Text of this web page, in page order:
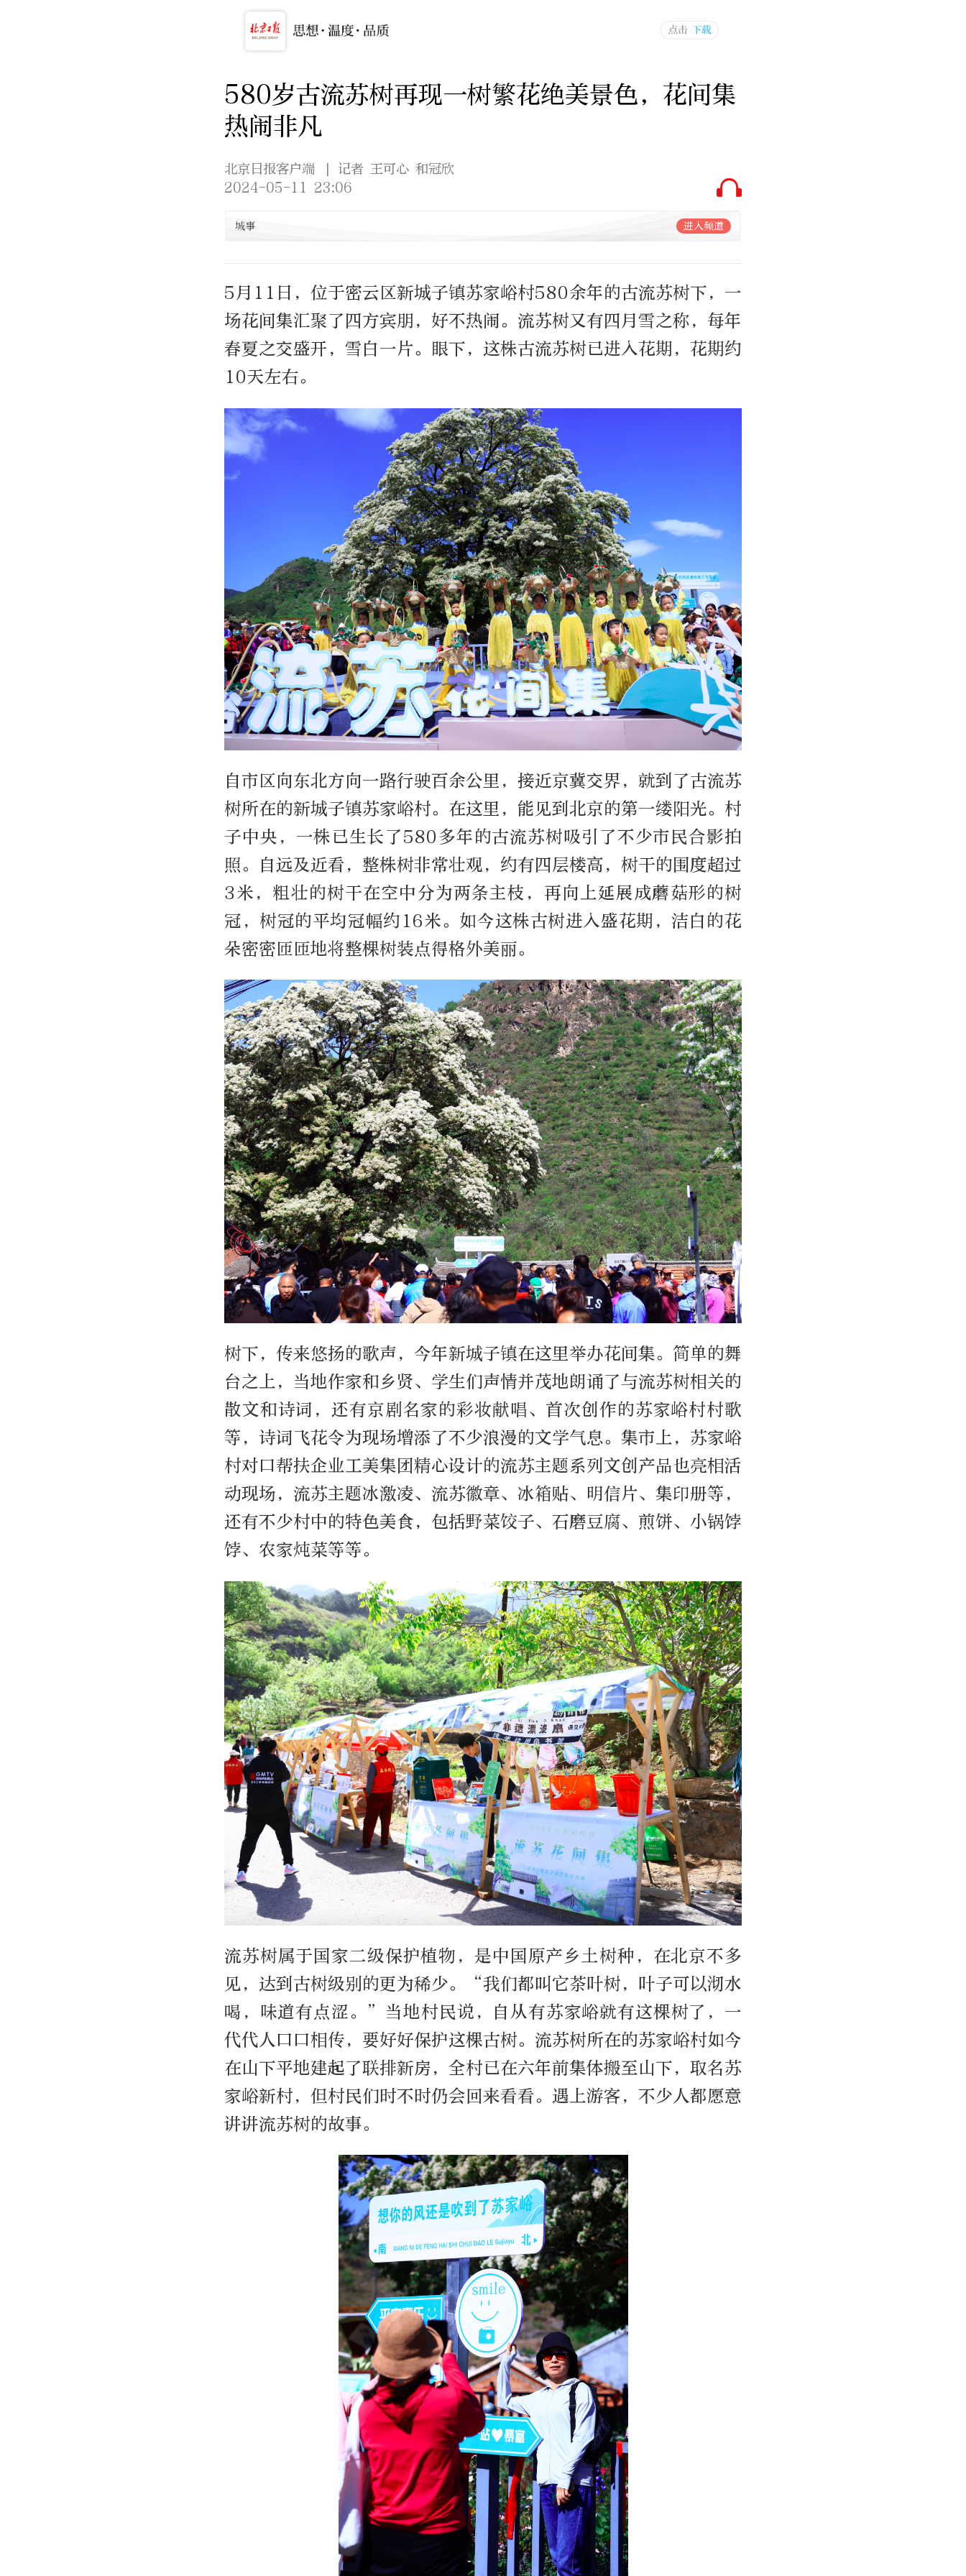
580岁古流苏树再现一树繁花绝美景色，花间集
热闹非凡
北京日报客户端
| 记者 王可心 和冠欣
2024-05-11 23:06
城事 进入频道
5月11日，位于密云区新城子镇苏家峪村580余年的古流苏树下，一
场花间集汇聚了四方宾朋，好不热闹。流苏树又有四月雪之称，每年
春夏之交盛开，雪白一片。眼下，这株古流苏树已进入花期，花期约
10天左右。
自市区向东北方向一路行驶百余公里，接近京冀交界，就到了古流苏
树所在的新城子镇苏家峪村。在这里，能见到北京的第一缕阳光。村
子中央，一株已生长了580多年的古流苏树吸引了不少市民合影拍
照。自远及近看，整株树非常壮观，约有四层楼高，树干的围度超过
3米，粗壮的树干在空中分为两条主枝，再向上延展成蘑菇形的树
冠，树冠的平均冠幅约16米。如今这株古树进入盛花期，洁白的花
朵密密匝匝地将整棵树装点得格外美丽。
树下，传来悠扬的歌声，今年新城子镇在这里举办花间集。简单的舞
台之上，当地作家和乡贤、学生们声情并茂地朗诵了与流苏树相关的
散文和诗词，还有京剧名家的彩妆献唱、首次创作的苏家峪村村歌
等，诗词飞花令为现场增添了不少浪漫的文学气息。集市上，苏家峪
村对口帮扶企业工美集团精心设计的流苏主题系列文创产品也亮相活
动现场，流苏主题冰激凌、流苏徽章、冰箱贴、明信片、集印册等，
还有不少村中的特色美食，包括野菜饺子、石磨豆腐、煎饼、小锅饽
饽、农家炖菜等等。
流苏树属于国家二级保护植物，是中国原产乡土树种，在北京不多
见，达到古树级别的更为稀少。“我们都叫它茶叶树，叶子可以沏水
喝，味道有点涩。”当地村民说，自从有苏家峪就有这棵树了，一
代代人口口相传，要好好保护这棵古树。流苏树所在的苏家峪村如今
在山下平地建起了联排新房，全村已在六年前集体搬至山下，取名苏
家峪新村，但村民们时不时仍会回来看看。遇上游客，不少人都愿意
讲讲流苏树的故事。